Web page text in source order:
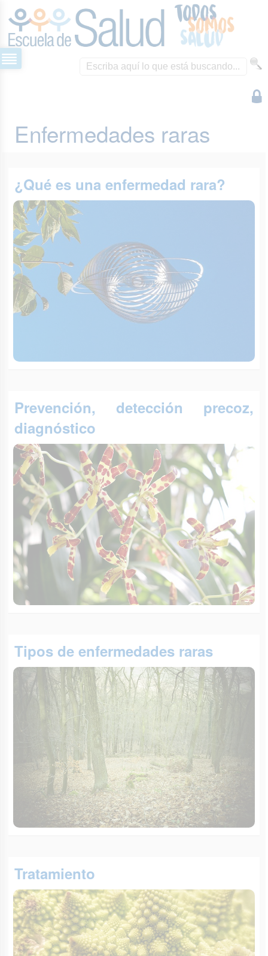
Enfermedades raras
¿Qué es una enfermedad rara?
Prevención, detección precoz,
diagnóstico
Tipos de enfermedades raras
Tratamiento